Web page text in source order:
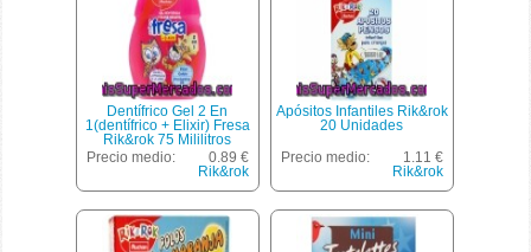
Dentífrico Gel 2 En
1(dentífrico + Elixir) Fresa
Rik&rok 75 Mililitros
Precio medio:
0.89 €
Rik&rok
Apósitos Infantiles Rik&rok
20 Unidades
Precio medio:
1.11 €
Rik&rok